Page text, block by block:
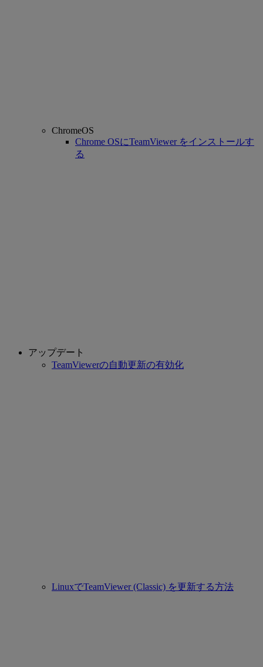
ChromeOS
Chrome OSにTeamViewer をインストールす
る
アップデート
TeamViewerの自動更新の有効化
LinuxでTeamViewer (Classic) を更新する方法